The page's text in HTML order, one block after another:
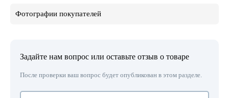
Фотографии покупателей
Задайте нам вопрос или оставьте отзыв о товаре
После проверки ваш вопрос будет опубликован в этом разделе.